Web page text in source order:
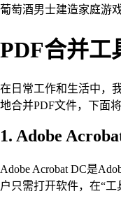
葡萄酒男士建造家庭游
PDF合并工
在日常工作和生活中，
地合并PDF文件，下面
1. Adobe
Adobe Acrobat DC是
户只需打开软件，在“